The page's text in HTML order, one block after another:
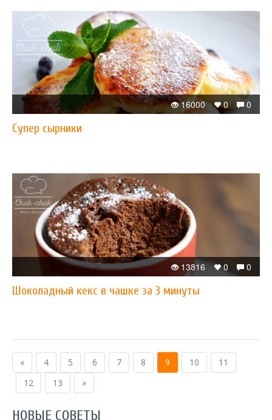
0
0
16000
Супер сырники
0
0
13816
Шоколадный кекс в чашке за 3 минуты
« 4 5 6 7 8 9 10
11
12
13 »
НОВЫЕ СОВЕТЫ